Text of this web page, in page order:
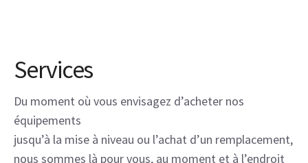
Services
Du moment où vous envisagez d’acheter nos
équipements
jusqu’à la mise à niveau ou l’achat d’un remplacement,
nous sommes là pour vous, au moment et à l’endroit